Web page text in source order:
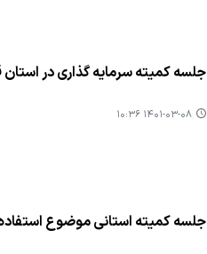
جلسه كمیته سرمایه گذاری در استان
۱۴۰۱-۰۳-۰۸ ۱۰:۳۶
جلسه كمیته استانی موضوع استفاده از تسهیلات بند